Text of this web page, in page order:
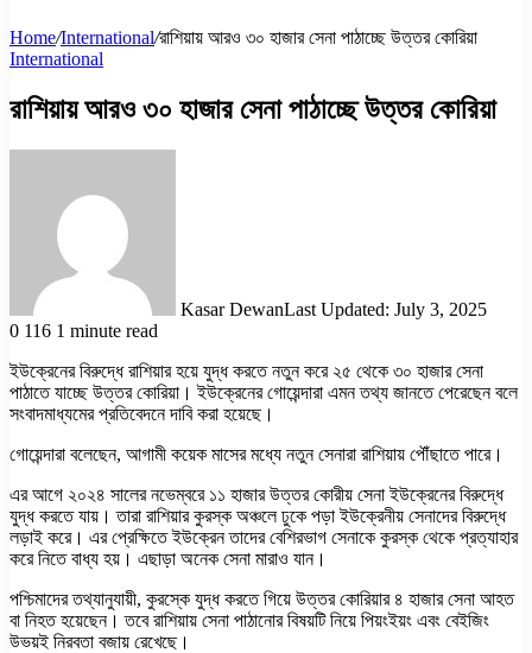
Home/International/রাশিয়ায় আরও ৩০ হাজার সেনা পাঠাচ্ছে উত্তর কোরিয়া
International
রাশিয়ায় আরও ৩০ হাজার সেনা পাঠাচ্ছে উত্তর কোরিয়া
Kasar DewanLast Updated: July 3, 2025
0 116 1 minute read
ইউক্রেনের বিরুদ্ধে রাশিয়ার হয়ে যুদ্ধ করতে নতুন করে ২৫ থেকে ৩০ হাজার সেনা
পাঠাতে যাচ্ছে উত্তর কোরিয়া। ইউক্রেনের গোয়েন্দারা এমন তথ্য জানতে পেরেছেন বলে
সংবাদমাধ্যমের প্রতিবেদনে দাবি করা হয়েছে।
গোয়েন্দারা বলেছেন, আগামী কয়েক মাসের মধ্যে নতুন সেনারা রাশিয়ায় পৌঁছাতে পারে।
এর আগে ২০২৪ সালের নভেম্বরে ১১ হাজার উত্তর কোরীয় সেনা ইউক্রেনের বিরুদ্ধে
যুদ্ধ করতে যায়। তারা রাশিয়ার কুরস্ক অঞ্চলে ঢুকে পড়া ইউক্রেনীয় সেনাদের বিরুদ্ধে
লড়াই করে। এর প্রেক্ষিতে ইউক্রেন তাদের বেশিরভাগ সেনাকে কুরস্ক থেকে প্রত্যাহার
করে নিতে বাধ্য হয়। এছাড়া অনেক সেনা মারাও যান।
পশ্চিমাদের তথ্যানুযায়ী, কুরস্কে যুদ্ধ করতে গিয়ে উত্তর কোরিয়ার ৪ হাজার সেনা আহত
বা নিহত হয়েছেন। তবে রাশিয়ায় সেনা পাঠানোর বিষয়টি নিয়ে পিয়ংইয়ং এবং বেইজিং
উভয়ই নিরবতা বজায় রেখেছে।